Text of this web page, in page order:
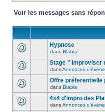
Voir les messages sans
Hypnose
dans Blabla
Stage " Improviser
dansAnnonces
Offre préferentielle
dans Blabla
4x4 d'impro des
dansAnnonces